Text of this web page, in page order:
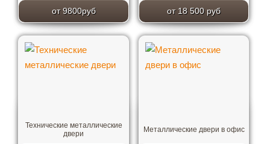
от 9800руб от 18 500 руб
Технические металлические
двери
Металлические двери в офис